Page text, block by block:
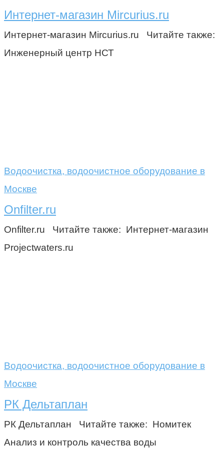
Интернет-магазин Mircurius.ru
Интернет-магазин Mircurius.ru Читайте также:
Инженерный центр НСТ
Водоочистка, водоочистное оборудование в
Москве
Onfilter.ru
Onfilter.ru Читайте также: Интернет-магазин
Projectwaters.ru
Водоочистка, водоочистное оборудование в
Москве
РК Дельтаплан
РК Дельтаплан Читайте также: Номитек
Анализ и контроль качества воды